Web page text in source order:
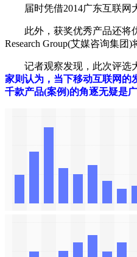
届时凭借2014广东互联网大
此外，获奖优秀产品还将优
Research Group(艾媒咨询集
记者观察发现，此次评选大
家则认为，当下移动互联网的
千款产品(案例)的角逐无疑是